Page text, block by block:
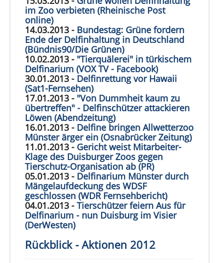
im Zoo verbieten (Rheinische Post
online)
14.03.2013 - Bundestag: Grüne fordern
Ende der Delfinhaltung in Deutschland
(Bündnis90/Die Grünen)
10.02.2013 - "Tierquälerei" in türkischem
Delfinarium (VOX TV - Facebook)
30.01.2013 - Delfinrettung vor Hawaii
(Sat1-Fernsehen)
17.01.2013 - "Von Dummheit kaum zu
übertreffen" - Delfinschützer attackieren
Löwen (Abendzeitung)
16.01.2013 - Delfine bringen Allwetterzoo
Münster ärger ein (Osnabrücker Zeitung)
11.01.2013 - Gericht weist Mitarbeiter-
Klage des Duisburger Zoos gegen
Tierschutz-Organisation ab (PR)
05.01.2013 - Delfinarium Münster durch
Mängelaufdeckung des WDSF
geschlossen (WDR Fernsehbericht)
04.01.2013 - Tierschützer feiern Aus für
Delfinarium - nun Duisburg im Visier
(DerWesten)
Rückblick - Aktionen 2012